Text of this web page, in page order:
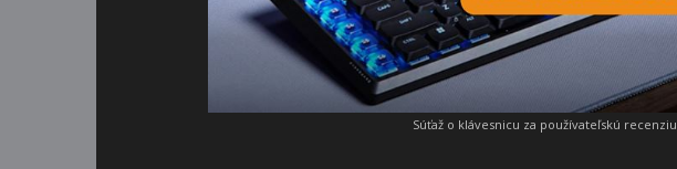
Súťaž o klávesnicu za používateľskú recenziu